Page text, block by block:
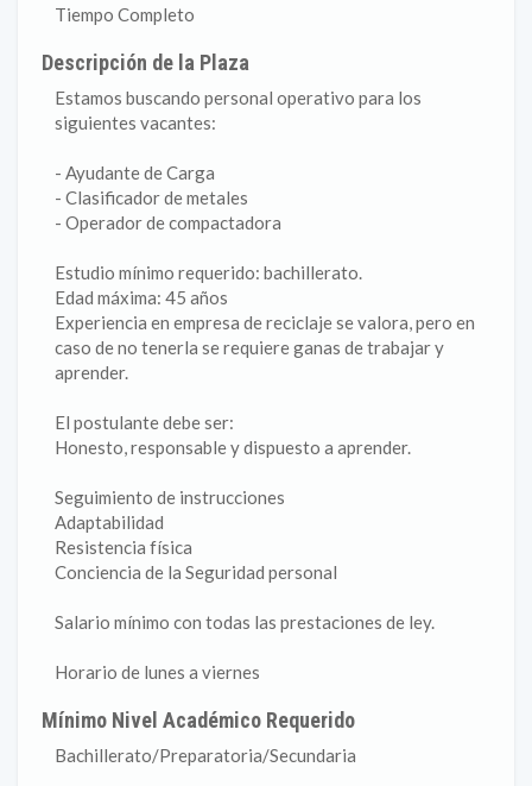
Tiempo Completo
Descripción de la Plaza
Estamos buscando personal operativo para los
siguientes vacantes:
- Ayudante de Carga
- Clasificador de metales
- Operador de compactadora
Estudio mínimo requerido: bachillerato.
Edad máxima: 45 años
Experiencia en empresa de reciclaje se valora, pero en
caso de no tenerla se requiere ganas de trabajar y
aprender.
El postulante debe ser:
Honesto, responsable y dispuesto a aprender.
Seguimiento de instrucciones
Adaptabilidad
Resistencia física
Conciencia de la Seguridad personal
Salario mínimo con todas las prestaciones de ley.
Horario de lunes a viernes
Mínimo Nivel Académico Requerido
Bachillerato/Preparatoria/Secundaria